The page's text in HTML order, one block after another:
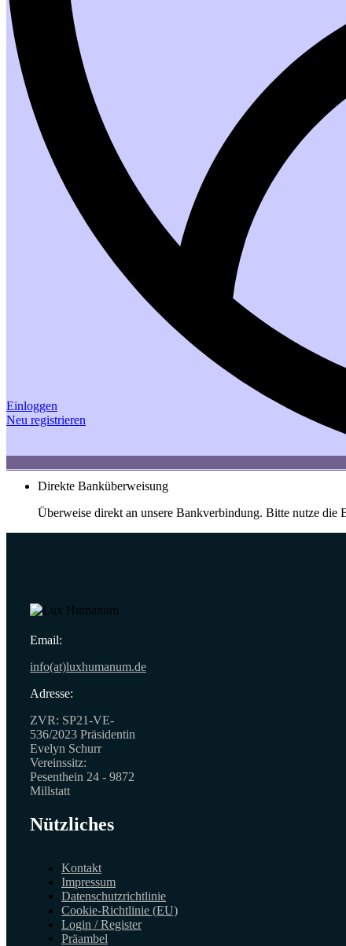
Einloggen
Neu registrieren
Direkte Banküberweisung
Überweise direkt an unsere Bankverbindung. Bitte nutze die
Email:
info(at)luxhumanum.de
Adresse:
ZVR: SP21-VE-
536/2023 Präsidentin
Evelyn Schurr
Vereinssitz:
Pesenthein 24 - 9872
Millstatt
Nützliches
Kontakt
Impressum
Datenschutzrichtlinie
Cookie-Richtlinie (EU)
Login / Register
Präambel